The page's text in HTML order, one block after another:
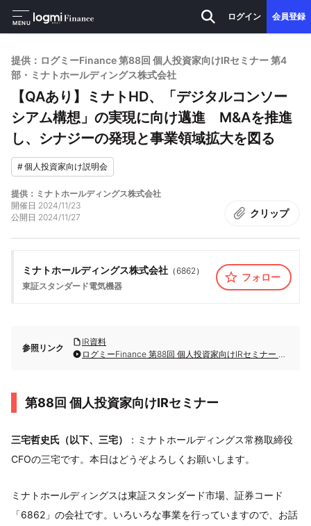
MENU
ログイン 会員登録
提供：ログミーFinance 第88回 個人投資家向けIRセミナー 第4
部・ミナトホールディングス株式会社
【QAあり】ミナトHD、「デジタルコンソー
シアム構想」の実現に向け邁進 M&Aを推進
し、シナジーの発現と事業領域拡大を図る
#個人投資家向け説明会
提供：ミナトホールディングス株式会社
開催日 2024/11/23
公開日 2024/11/27 クリップ
ミナトホールディングス株式会社 （6862）
東証スタンダード電気機器
フォロー
参照リンク
IR資料
ログミーFinance 第88回 個人投資家向けIRセミナー 第4部・ミナトホールディングス株式会社
第88回 個人投資家向けIRセミナー
三宅哲史氏（以下、三宅）
：ミナトホールディングス常務取締役
CFOの三宅です。本日はどうぞよろしくお願いします。
ミナトホールディングスは東証スタンダード市場、証券コード
「6862」の会社です。いろいろな事業を行っていますので、お話